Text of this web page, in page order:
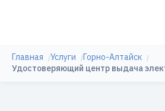
Главная Услуги
Горно-Алтайск
Удостоверяющий центр выдача